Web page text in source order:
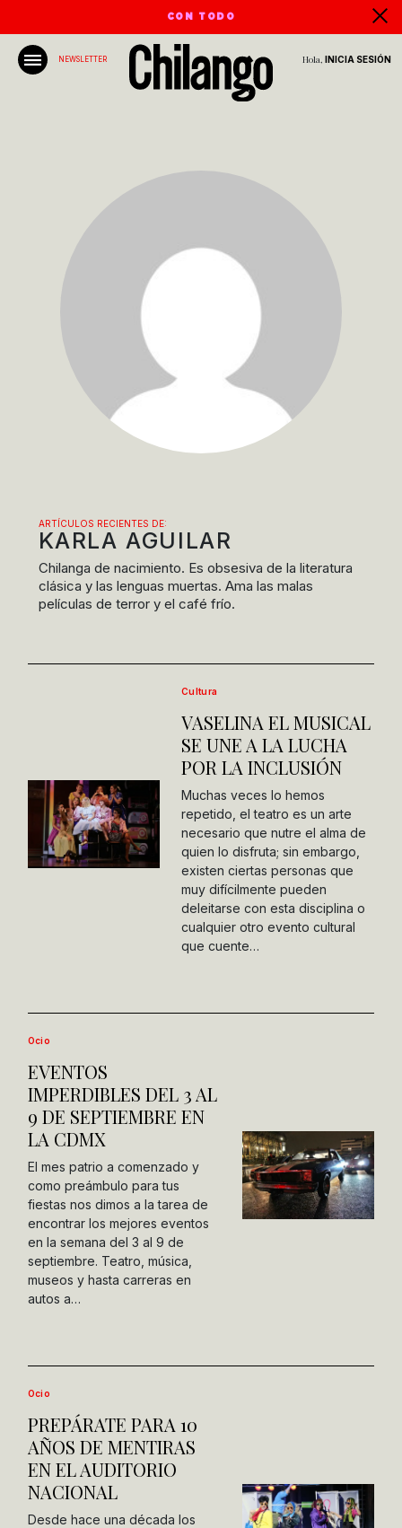
CON TODO
NEWSLETTER Hola, INICIA SESIÓN
ARTÍCULOS RECIENTES DE:
KARLA AGUILAR
Chilanga de nacimiento. Es obsesiva de la literatura
clásica y las lenguas muertas. Ama las malas
películas de terror y el café frío.
Cultura
VASELINA EL MUSICAL
SE UNE A LA LUCHA
POR LA INCLUSIÓN
Muchas veces lo hemos
repetido, el teatro es un arte
necesario que nutre el alma de
quien lo disfruta; sin embargo,
existen ciertas personas que
muy difícilmente pueden
deleitarse con esta disciplina o
cualquier otro evento cultural
que cuente…
Ocio
EVENTOS
IMPERDIBLES DEL 3 AL
9 DE SEPTIEMBRE EN
LA CDMX
El mes patrio a comenzado y
como preámbulo para tus
fiestas nos dimos a la tarea de
encontrar los mejores eventos
en la semana del 3 al 9 de
septiembre. Teatro, música,
museos y hasta carreras en
autos a…
Ocio
PREPÁRATE PARA 10
AÑOS DE MENTIRAS
EN EL AUDITORIO
NACIONAL
Desde hace una década los